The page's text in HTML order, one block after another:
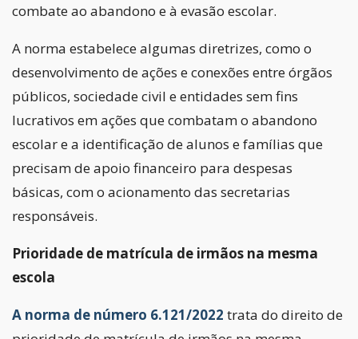
combate ao abandono e à evasão escolar.
A norma estabelece algumas diretrizes, como o
desenvolvimento de ações e conexões entre órgãos
públicos, sociedade civil e entidades sem fins
lucrativos em ações que combatam o abandono
escolar e a identificação de alunos e famílias que
precisam de apoio financeiro para despesas
básicas, com o acionamento das secretarias
responsáveis.
Prioridade de matrícula de irmãos na mesma
escola
A norma de número 6.121/2022 trata do direito de